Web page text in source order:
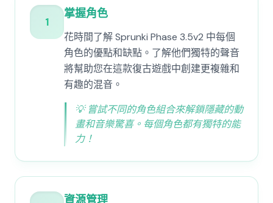
1
掌握角色
花時間了解 Sprunki Phase 3.5v2 中每個
角色的優點和缺點。了解他們獨特的聲音
將幫助您在這款復古遊戲中創建更複雜和
有趣的混音。
💡 嘗試不同的角色組合來解鎖隱藏的動
畫和音樂驚喜。每個角色都有獨特的能
力！
資源管理